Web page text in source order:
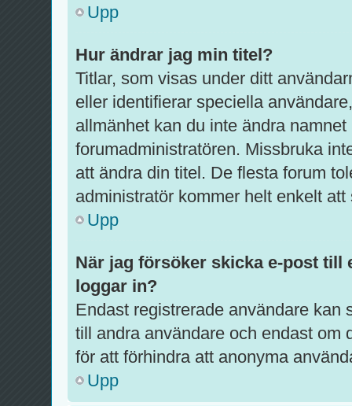
Upp
Hur ändrar jag min titel?
Titlar, som visas under ditt
eller identifierar speciella
allmänhet kan du inte ändra
forumadministratören. Missbruka
att ändra din titel. De flesta forum
administratör kommer helt enkelt
Upp
När jag försöker skicka e-post till
loggar in?
Endast registrerade användare kan
till andra användare och endast om
för att förhindra att anonyma
Upp